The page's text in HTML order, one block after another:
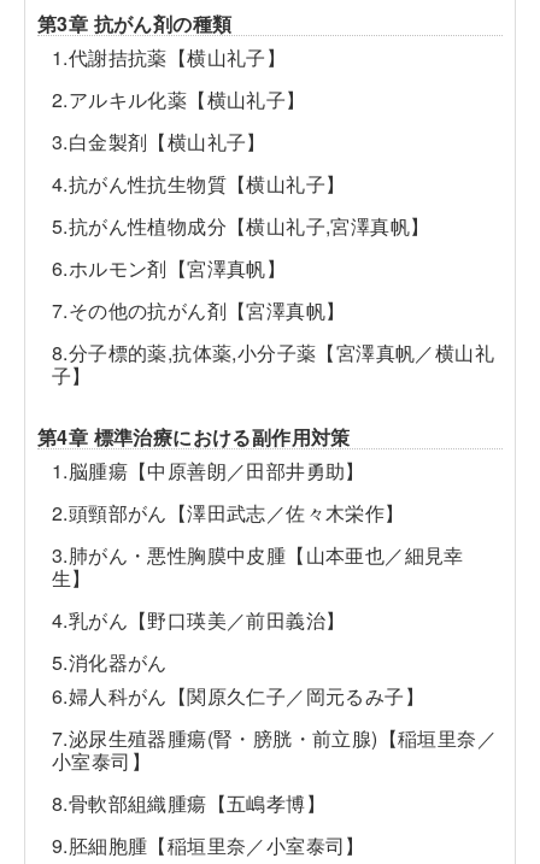
第3章 抗がん剤の種類
1.代謝拮抗薬【横山礼子】
2.アルキル化薬【横山礼子】
3.白金製剤【横山礼子】
4.抗がん性抗生物質【横山礼子】
5.抗がん性植物成分【横山礼子,宮澤真帆】
6.ホルモン剤【宮澤真帆】
7.その他の抗がん剤【宮澤真帆】
8.分子標的薬,抗体薬,小分子薬【宮澤真帆／横山礼
子】
第4章 標準治療における副作用対策
1.脳腫瘍【中原善朗／田部井勇助】
2.頭頸部がん【澤田武志／佐々木栄作】
3.肺がん・悪性胸膜中皮腫【山本亜也／細見幸
生】
4.乳がん【野口瑛美／前田義治】
5.消化器がん
6.婦人科がん【関原久仁子／岡元るみ子】
7.泌尿生殖器腫瘍(腎・膀胱・前立腺)【稲垣里奈／
小室泰司】
8.骨軟部組織腫瘍【五嶋孝博】
9.胚細胞腫【稲垣里奈／小室泰司】